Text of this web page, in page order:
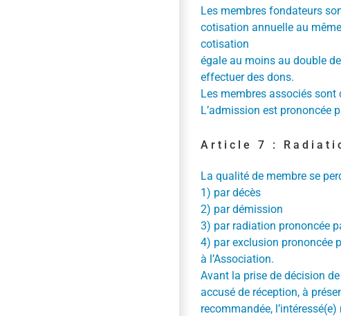
Les membres fondateurs
cotisation annuelle au
cotisation
égale au moins au double
effectuer des dons.
Les membres associés sont
L’admission est prononcée
Article 7 :
La qualité de membre se
1) par décès
2) par démission
3) par radiation prononcée
4) par exclusion prononcée
à l’Association.
Avant la prise de décision
accusé de réception, à
recommandée, l’intéressé(e)